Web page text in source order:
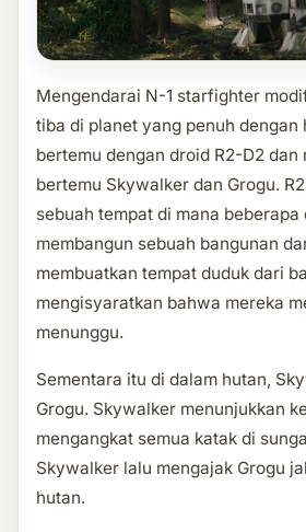
Mengendarai N-1 starfighter
tiba di planet yang penuh dengan
bertemu dengan droid R2-D2 dan
bertemu Skywalker dan Grogu.
sebuah tempat di mana beberapa
membangun sebuah bangunan
membuatkan tempat duduk dari
mengisyaratkan bahwa mereka
menunggu.
Sementara itu di dalam hutan,
Grogu. Skywalker menunjukkan
mengangkat semua katak di
Skywalker lalu mengajak Grogu
hutan.